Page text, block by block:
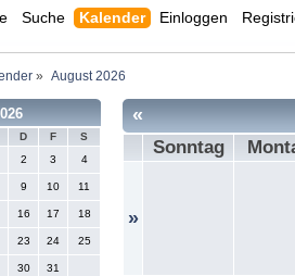
Suche Kalender Einloggen
» August 2026
D F
S
2 3 4
9 10 11
16 17 18
23 24 25
30 31
«
Sonntag
»